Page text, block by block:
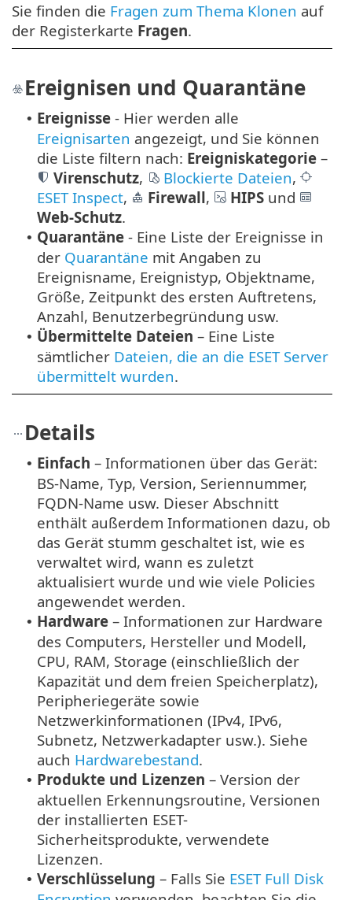
Sie finden die Fragen zum Thema Klonen auf
der Registerkarte Fragen.
Ereignisen und Quarantäne
• Ereignisse - Hier werden alle
Ereignisarten angezeigt, und Sie können
die Liste filtern nach: Ereigniskategorie –
Virenschutz, Blockierte Dateien,
ESET Inspect, Firewall, HIPS und
Web-Schutz.
• Quarantäne - Eine Liste der Ereignisse in
der Quarantäne mit Angaben zu
Ereignisname, Ereignistyp, Objektname,
Größe, Zeitpunkt des ersten Auftretens,
Anzahl, Benutzerbegründung usw.
• Übermittelte Dateien – Eine Liste
sämtlicher Dateien, die an die ESET Server
übermittelt wurden.
Details
• Einfach – Informationen über das Gerät:
BS-Name, Typ, Version, Seriennummer,
FQDN-Name usw. Dieser Abschnitt
enthält außerdem Informationen dazu, ob
das Gerät stumm geschaltet ist, wie es
verwaltet wird, wann es zuletzt
aktualisiert wurde und wie viele Policies
angewendet werden.
• Hardware – Informationen zur Hardware
des Computers, Hersteller und Modell,
CPU, RAM, Storage (einschließlich der
Kapazität und dem freien Speicherplatz),
Peripheriegeräte sowie
Netzwerkinformationen (IPv4, IPv6,
Subnetz, Netzwerkadapter usw.). Siehe
auch Hardwarebestand.
• Produkte und Lizenzen – Version der
aktuellen Erkennungsroutine, Versionen
der installierten ESET-
Sicherheitsprodukte, verwendete
Lizenzen.
• Verschlüsselung – Falls Sie ESET Full Disk